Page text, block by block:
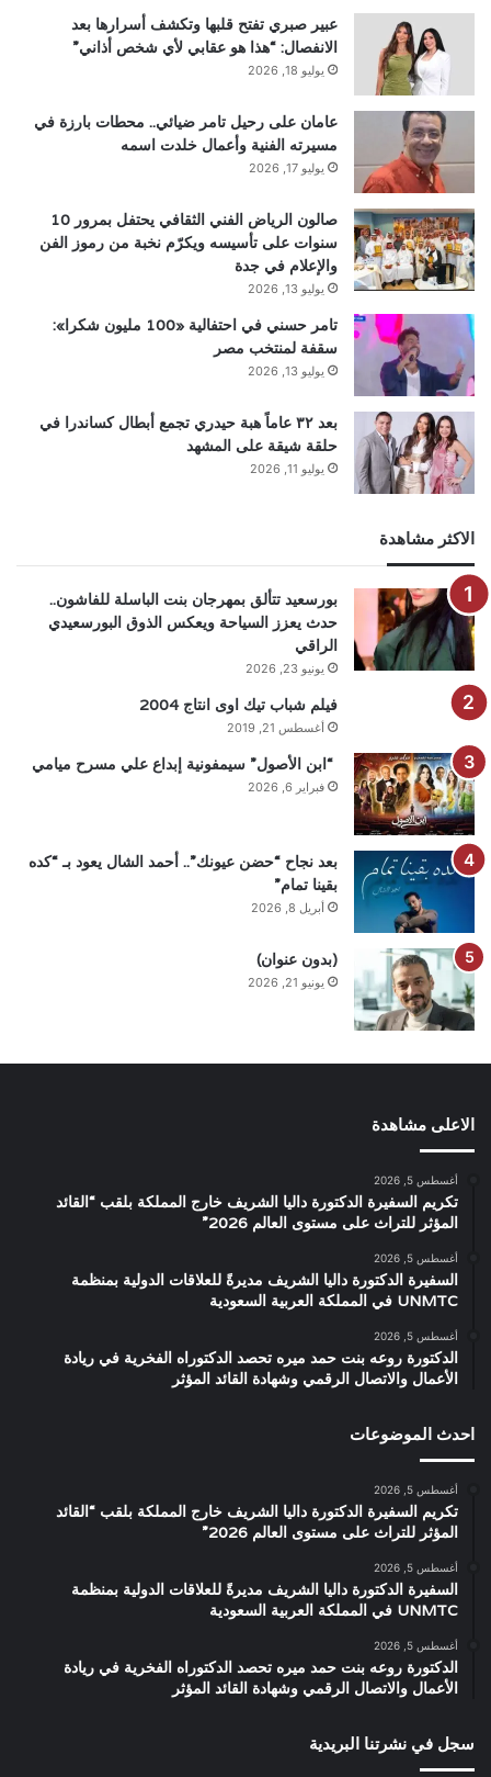
عبير صبري تفتح قلبها وتكشف أسرارها بعد
الانفصال: “هذا هو عقابي لأي شخص أذاني”
يوليو 18, 2026
عامان على رحيل تامر ضيائي.. محطات بارزة في
مسيرته الفنية وأعمال خلدت اسمه
يوليو 17, 2026
صالون الرياض الفني الثقافي يحتفل بمرور 10
سنوات على تأسيسه ويكرّم نخبة من رموز الفن
والإعلام في جدة
يوليو 13, 2026
تامر حسني في احتفالية «100 مليون شكرا»:
سقفة لمنتخب مصر
يوليو 13, 2026
بعد ٣٢ عاماً هبة حيدري تجمع أبطال كساندرا في
حلقة شيقة على المشهد
يوليو 11, 2026
الاكثر مشاهدة
بورسعيد تتألق بمهرجان بنت الباسلة للفاشون..
حدث يعزز السياحة ويعكس الذوق البورسعيدي
الراقي
يونيو 23, 2026
فيلم شباب تيك اوى انتاج 2004
أغسطس 21, 2019
“ابن الأصول” سيمفونية إبداع علي مسرح ميامي
فبراير 6, 2026
بعد نجاح “حضن عيونك”.. أحمد الشال يعود بـ “كده
بقينا تمام”
أبريل 8, 2026
(بدون عنوان)
يونيو 21, 2026
الاعلى مشاهدة
أغسطس 5, 2026
تكريم السفيرة الدكتورة داليا الشريف خارج المملكة بلقب “القائد
المؤثر للتراث على مستوى العالم 2026”
أغسطس 5, 2026
السفيرة الدكتورة داليا الشريف مديرةً للعلاقات الدولية بمنظمة
UNMTC في المملكة العربية السعودية
أغسطس 5, 2026
الدكتورة روعه بنت حمد ميره تحصد الدكتوراه الفخرية في ريادة
الأعمال والاتصال الرقمي وشهادة القائد المؤثر
احدث الموضوعات
أغسطس 5, 2026
تكريم السفيرة الدكتورة داليا الشريف خارج المملكة بلقب “القائد
المؤثر للتراث على مستوى العالم 2026”
أغسطس 5, 2026
السفيرة الدكتورة داليا الشريف مديرةً للعلاقات الدولية بمنظمة
UNMTC في المملكة العربية السعودية
أغسطس 5, 2026
الدكتورة روعه بنت حمد ميره تحصد الدكتوراه الفخرية في ريادة
الأعمال والاتصال الرقمي وشهادة القائد المؤثر
سجل في نشرتنا البريدية